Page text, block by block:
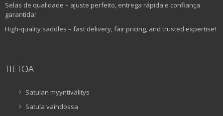
Selas de qualidade – ajuste perfeito, entrega rápida e confiança
garantida!
High-quality saddles – fast delivery, fair pricing, and trusted expertise!
TIETOA
Satulan myyntivälitys
Satula vaihdossa